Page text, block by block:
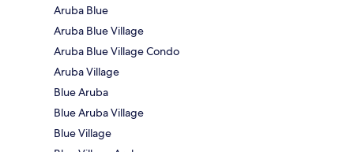
Aruba Blue
Aruba Blue Village
Aruba Blue Village Condo
Aruba Village
Blue Aruba
Blue Aruba Village
Blue Village